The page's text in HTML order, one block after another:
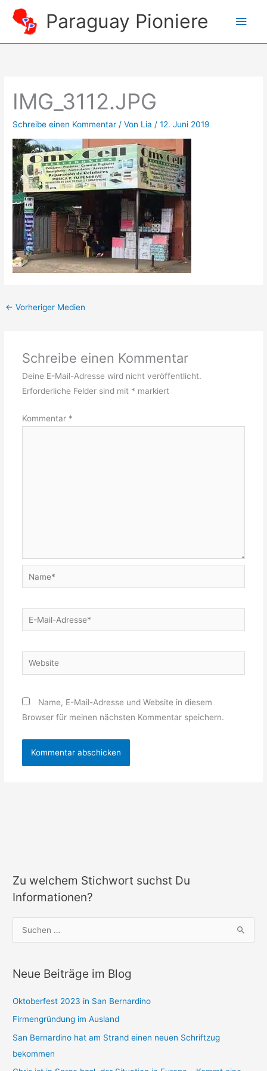
Inhalt
springen
Paraguay Pioniere
IMG_3112.JPG
Schreibe einen Kommentar / Von Lia /12. Juni 2019
← Vorheriger Medien
Schreibe einen Kommentar
Deine E-Mail-Adresse wird nicht veröffentlicht.
Erforderliche Felder sind mit * markiert
Kommentar *
Name*
E-
Mail-
Website
Name, E-Mail-Adresse und Website in diesem
Browser für meinen nächsten Kommentar speichern.
Zu welchem Stichwort suchst Du
Informationen?
u
h
n
n
a
c
Neue Beiträge im Blog
Oktoberfest 2023 in San Bernardino
Firmengründung im Ausland
San Bernardino hat am Strand einen neuen Schriftzug
bekommen